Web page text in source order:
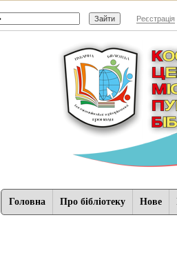
Реєстрація
Головна Про бібліотеку Нове